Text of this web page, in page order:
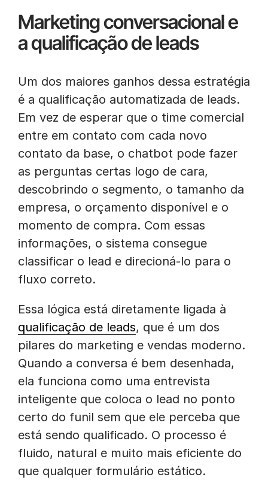
Marketing conversacional e
a qualificação de leads
Um dos maiores ganhos dessa estratégia
é a qualificação automatizada de leads.
Em vez de esperar que o time comercial
entre em contato com cada novo
contato da base, o chatbot pode fazer
as perguntas certas logo de cara,
descobrindo o segmento, o tamanho da
empresa, o orçamento disponível e o
momento de compra. Com essas
informações, o sistema consegue
classificar o lead e direcioná-lo para o
fluxo correto.
Essa lógica está diretamente ligada à
qualificação de leads, que é um dos
pilares do marketing e vendas moderno.
Quando a conversa é bem desenhada,
ela funciona como uma entrevista
inteligente que coloca o lead no ponto
certo do funil sem que ele perceba que
está sendo qualificado. O processo é
fluido, natural e muito mais eficiente do
que qualquer formulário estático.